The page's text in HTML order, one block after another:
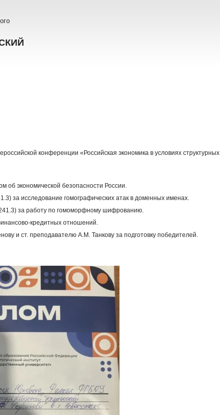
конференции «Российская экономика в условиях структурных
об экономической безопасности России.
за исследование гомографических атак в доменных именах.
за работу по гомоморфному шифрованию.
кредитных отношений.
и ст. преподавателю А.М. Танкову за подготовку победителей.